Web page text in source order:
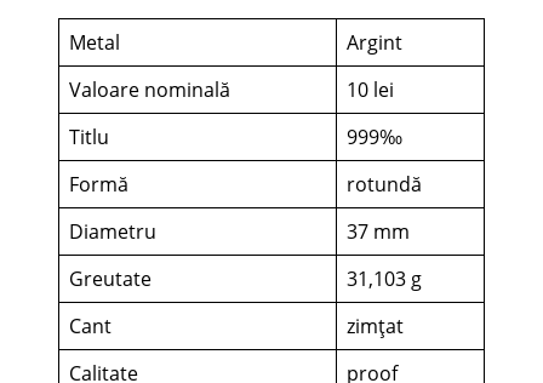
Metal
Argint
Valoare nominală
10 lei
Titlu
999‰
Formă
rotundă
Diametru
37 mm
Greutate
31,103 g
Cant
zimțat
Calitate
proof